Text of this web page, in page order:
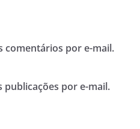
comentários por e-mail.
por e-mail.